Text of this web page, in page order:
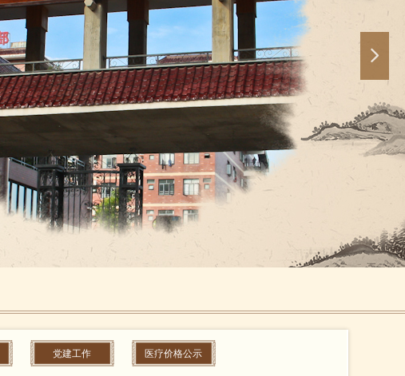
넲
党建工作 医疗价格公示